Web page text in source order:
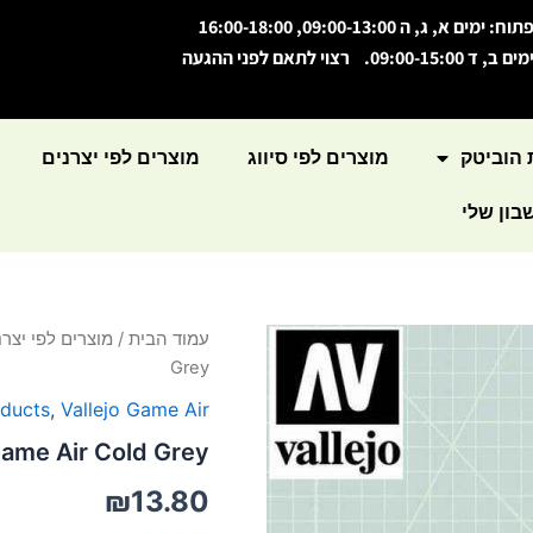
פתוח: ימים א, ג, ה 09:00-13:00, 16:00-18:00
ימים ב, ד 09:00-15:00. רצוי לתאם לפני ההגעה
הוביטק מוצרים לפי סיווג מוצרים לפי יצרנים
שלי
עמוד הבית / מוצרים לפי
Grey
, Vallejo Game Air
Air Cold Grey
₪13.80
כמות
Game
Air
Grey